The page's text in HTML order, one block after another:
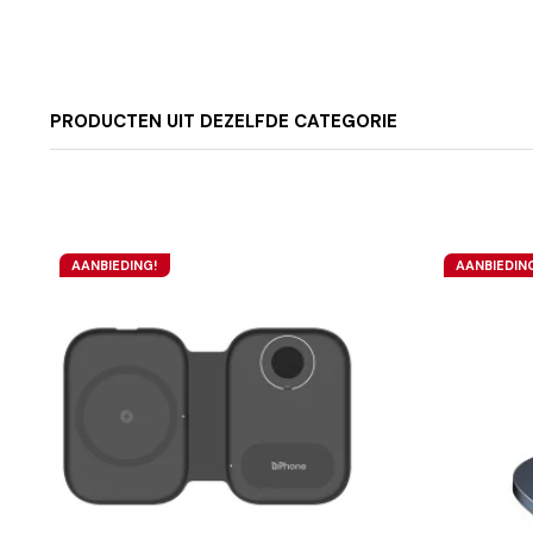
PRODUCTEN UIT DEZELFDE CATEGORIE
AANBIEDING!